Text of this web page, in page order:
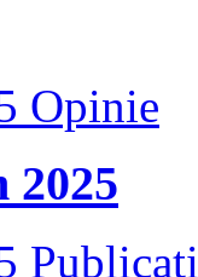
Opinie
2025